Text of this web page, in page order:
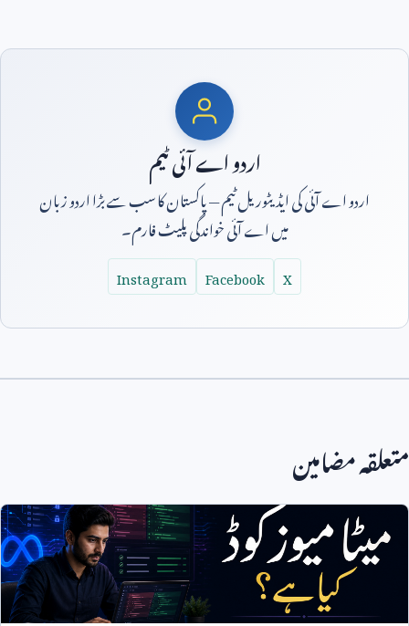
اردو اے آئی ٹیم
اردو اے آئی کی ایڈیٹوریل ٹیم — پاکستان کا سب سے بڑا اردو زبان
میں اے آئی خواندگی پلیٹ فارم۔
X
Facebook
Instagram
متعلقہ مضامین